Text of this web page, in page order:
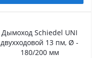
Дымоход Schiedel UNI
двухходовой 13 пм, Ø -
180/200 мм